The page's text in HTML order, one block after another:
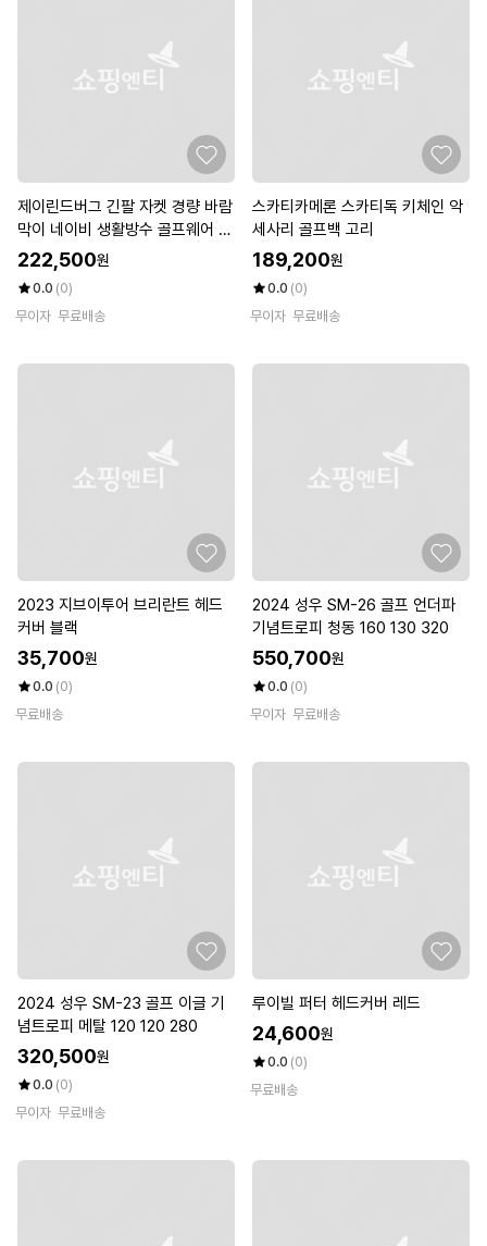
제이린드버그 긴팔 자켓 경량 바람
막이 네이비 생활방수 골프웨어 남
성 재킷 ASH
222,500원
0.0 (0)
무이자 무료배송
스카티카메론 스카티독 키체인 악
세사리 골프백 고리
189,200원
0.0 (0)
무이자 무료배송
2023 지브이투어 브리란트 헤드
커버 블랙
35,700원
0.0 (0)
무료배송
2024 성우 SM-26 골프 언더파
기념트로피 청동 160 130 320
550,700원
0.0 (0)
무이자 무료배송
2024 성우 SM-23 골프 이글 기
념트로피 메탈 120 120 280
320,500원
0.0 (0)
무이자 무료배송
루이빌 퍼터 헤드커버 레드
24,600원
0.0 (0)
무료배송